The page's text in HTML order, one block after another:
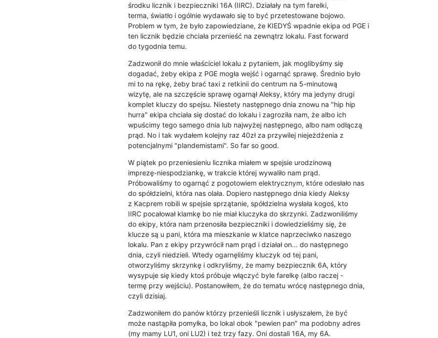
środku licznik i bezpieczniki 16A (IIRC). Działały na tym farelki,
terma, światło i ogólnie wydawało się to być przetestowane bojowo.
Problem w tym, że było zapowiedziane, że KIEDYŚ wpadnie ekipa od PGE i
ten licznik będzie chciała przenieść na zewnątrz lokalu. Fast forward
do tygodnia temu.
Zadzwonił do mnie właściciel lokalu z pytaniem, jak moglibyśmy się
dogadać, żeby ekipa z PGE mogła wejść i ogarnąć sprawę. Średnio było
mi to na rękę, żeby brać taxi z retkinii do centrum na 5-minutową
wizytę, ale na szczęście sprawę ogarnął Aleksy, który ma jedyny drugi
komplet kluczy do spejsu. Niestety następnego dnia znowu na "hip hip
hurra" ekipa chciała się dostać do lokalu i zagroziła nam, że albo ich
wpuścimy tego samego dnia lub najwyżej następnego, albo nam odłączą
prąd. No i tak wydałem kolejny raz 40zł za przywilej niejeżdżenia z
potencjalnymi "plandemistami". So far so good.
W piątek po przeniesieniu licznika miałem w spejsie urodzinową
imprezę-niespodziankę, w trakcie której wywaliło nam prąd.
Próbowaliśmy to ogarnąć z pogotowiem elektrycznym, które odesłało nas
do spółdzielni, która nas olała. Dopiero następnego dnia kiedy Aleksy
z Kacprem robili w spejsie sprzątanie, spółdzielna wysłała kogoś, kto
IIRC pocałował klamkę bo nie miał kluczyka do skrzynki. Zadzwoniliśmy
do ekipy, która nam przenosiła bezpieczniki i dowiedzieliśmy się, że
klucze są u pani, która ma mieszkanie w klatce naprzeciwko naszego
lokalu. Pan z ekipy przywrócił nam prąd i działał on... do następnego
dnia, czyli niedzieli. Wtedy ogarnęliśmy kluczyk od tej pani,
otworzyliśmy skrzynkę i odkryliśmy, że mamy bezpiecznik 6A, który
wysypuje się kiedy ktoś próbuje włączyć byle farelkę (albo raczej -
termę przy wejściu). Postanowiłem, że do tematu wrócę następnego dnia,
czyli dzisiaj.
Zadzwoniłem do panów którzy przenieśli licznik i usłyszałem, że być
może nastąpiła pomyłka, bo lokal obok "pewien pan" ma podobny adres
(my mamy LU1, oni LU2) i też trzy fazy. Oni dostali 16A, my 6A.